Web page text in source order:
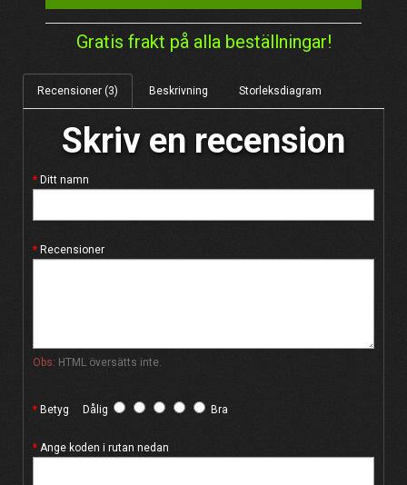
Gratis frakt på alla beställningar!
Recensioner (3) Beskrivning Storleksdiagram
Skriv en recension
Ditt namn
Recensioner
Obs: HTML översätts inte.
Betyg Dålig Bra
Ange koden i rutan nedan